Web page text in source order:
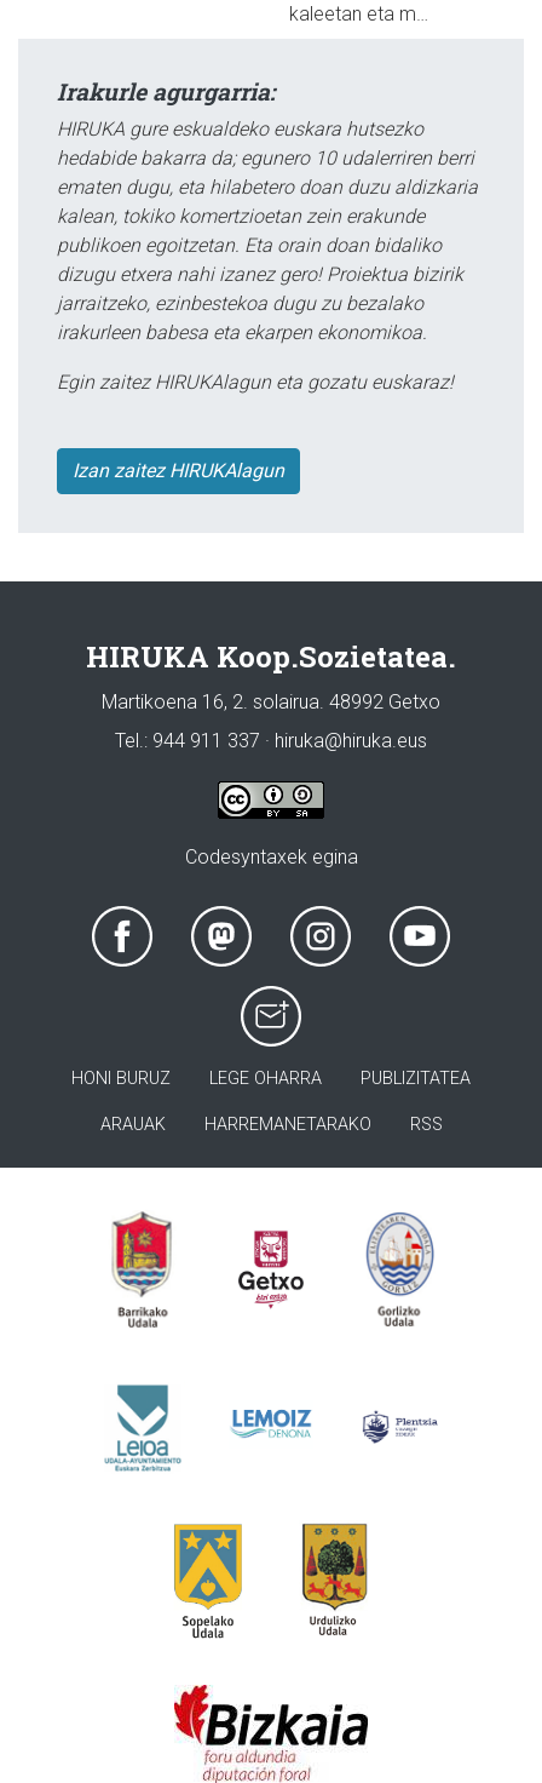
kaleetan eta m…
Irakurle agurgarria:
HIRUKA gure eskualdeko euskara hutsezko
hedabide bakarra da; egunero 10 udalerriren berri
ematen dugu, eta hilabetero doan duzu aldizkaria
kalean, tokiko komertzioetan zein erakunde
publikoen egoitzetan. Eta orain doan bidaliko
dizugu etxera nahi izanez gero! Proiektua bizirik
jarraitzeko, ezinbestekoa dugu zu bezalako
irakurleen babesa eta ekarpen ekonomikoa.
Egin zaitez HIRUKAlagun eta gozatu euskaraz!
Izan zaitez HIRUKAlagun
HIRUKA Koop.Sozietatea.
Martikoena 16, 2. solairua. 48992 Getxo
Tel.: 944 911 337 · hiruka@hiruka.eus
Codesyntaxek egina
HONI BURUZ LEGE OHARRA PUBLIZITATEA
ARAUAK HARREMANETARAKO RSS